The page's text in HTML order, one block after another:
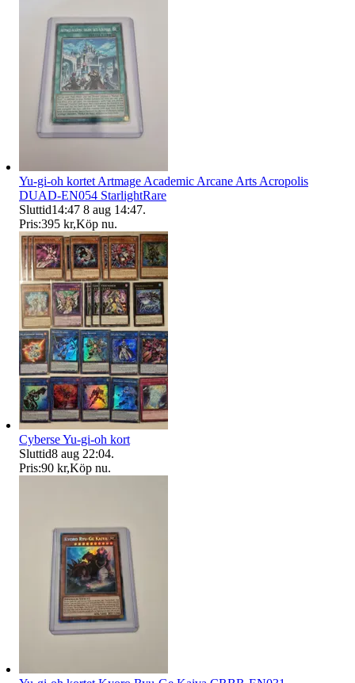
Yu-gi-oh kortet Artmage Academic Arcane Arts Acropolis
DUAD-EN054 StarlightRare
Sluttid14:47 8 aug 14:47.
Pris:395 kr,Köp nu.
Cyberse Yu-gi-oh kort
Sluttid8 aug 22:04.
Pris:90 kr,Köp nu.